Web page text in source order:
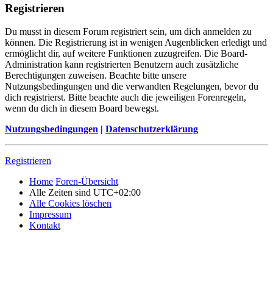
Registrieren
Du musst in diesem Forum registriert sein, um dich anmelden zu
können. Die Registrierung ist in wenigen Augenblicken erledigt und
ermöglicht dir, auf weitere Funktionen zuzugreifen. Die Board-
Administration kann registrierten Benutzern auch zusätzliche
Berechtigungen zuweisen. Beachte bitte unsere
Nutzungsbedingungen und die verwandten Regelungen, bevor du
dich registrierst. Bitte beachte auch die jeweiligen Forenregeln,
wenn du dich in diesem Board bewegst.
Nutzungsbedingungen | Datenschutzerklärung
Registrieren
Home Foren-Übersicht
Alle Zeiten sind UTC+02:00
Alle Cookies löschen
Impressum
Kontakt